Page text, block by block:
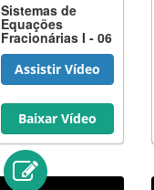
Sistemas de
Equações
Fracionárias I - 06
Assistir Vídeo
Baixar Vídeo